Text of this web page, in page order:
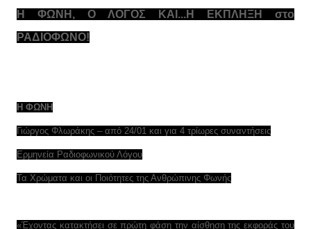
Η ΦΩΝΗ, Ο ΛΟΓΟΣ ΚΑΙ...Η ΕΚΠΛΗΞΗ στο
ΡΑΔΙΟΦΩΝΟ!
Η ΦΩΝΗ
Γιώργος Φλωράκης – από 24/01 και για 4 τρίωρες συναντήσεις
Ερμηνεία Ραδιοφωνικού Λόγου
Τα Χρώματα και οι Ποιότητες της Ανθρώπινης Φωνής
«Έχοντας κατακτήσει σε πρώτη φάση την αίσθηση της εκφοράς του